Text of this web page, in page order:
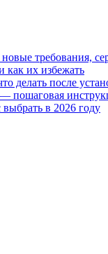
требования,
их избежать
делать после
пошаговая
в 2026 году